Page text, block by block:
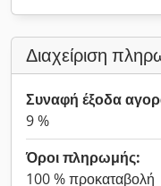
Διαχείριση
Συναφή έξοδα
9 %
Όροι πληρωμής:
100 % προκαταβολή